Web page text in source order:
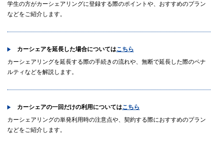
学生の方がカーシェアリングに登録する際のポイントや、おすすめのプラン
などをご紹介します。
カーシェアを延長した場合についてはこちら
カーシェアリングを延長する際の手続きの流れや、無断で延長した際のペナ
ルティなどを解説します。
カーシェアの一回だけの利用についてはこちら
カーシェアリングの単発利用時の注意点や、契約する際におすすめのプラン
などをご紹介します。